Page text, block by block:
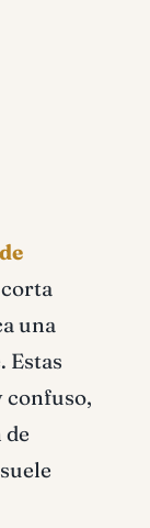
una
Estas
confuso,
de